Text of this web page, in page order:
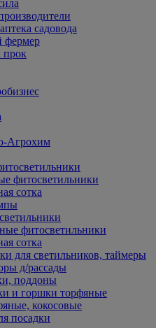
садовода
фермер
прок
Агрохим
фитосветильники
сотка
фитосветильники
сотка
для светильников, таймеры
д/рассады
поддоны
и горшки торфяные
кокосовые
посадки